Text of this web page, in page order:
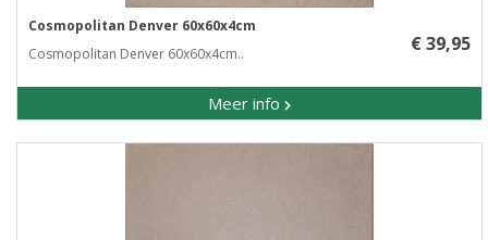
Cosmopolitan Denver 60x60x4cm
Cosmopolitan Denver 60x60x4cm..
Meer info
€ 39,95